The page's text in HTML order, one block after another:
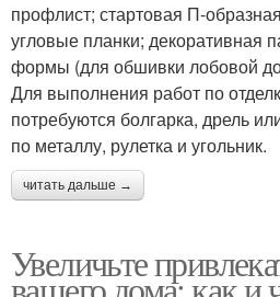
профлист; стартовая П-
угловые планки; декоративная
формы (для обшивки лобовой
Для выполнения работ по
потребуются болгарка, дрель
по металлу, рулетка и угольник.
читать дальше →
Увеличьте